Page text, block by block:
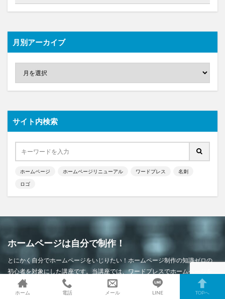
月別アーカイブ
サイト内検索
ホームページ ホームページリニューアル ワードプレス 名刺
ロゴ
ホームページは自分で制作！
とにかく自分でホームページをいじりたい！ホームページ制作の知識ゼロの
初心者を対象にした講座です。当講座では、ワードプレスでホームページを
一緒に制作していきます。
ホーム 電話 メール LINE TOPへ